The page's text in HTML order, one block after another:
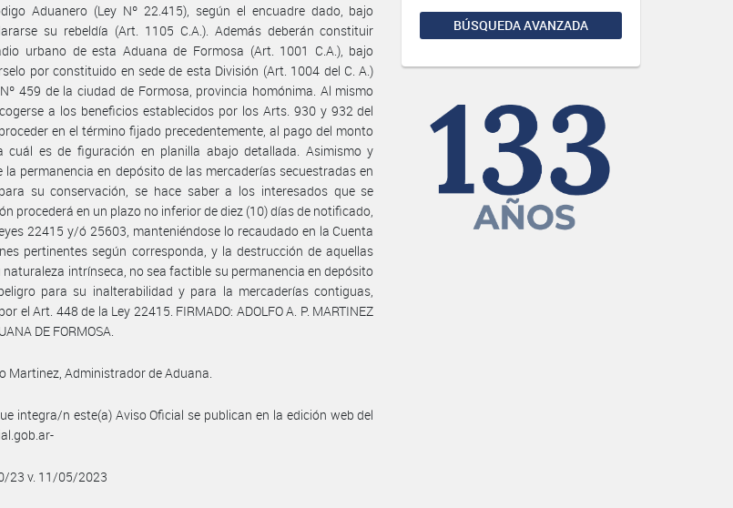
BÚSQUEDA AVANZADA
Aduanero (Ley Nº 22.415), según el encuadre dado, bajo
su rebeldía (Art. 1105 C.A.). Además deberán constituir
urbano de esta Aduana de Formosa (Art. 1001 C.A.), bajo
por constituido en sede de esta División (Art. 1004 del C. A.)
459 de la ciudad de Formosa, provincia homónima. Al mismo
a los beneficios establecidos por los Arts. 930 y 932 del
en el término fijado precedentemente, al pago del monto
cuál es de figuración en planilla abajo detallada. Asimismo y
permanencia en depósito de las mercaderías secuestradas en
su conservación, se hace saber a los interesados que se
procederá en un plazo no inferior de diez (10) días de notificado,
22415 y/ó 25603, manteniéndose lo recaudado en la Cuenta
pertinentes según corresponda, y la destrucción de aquellas
intrínseca, no sea factible su permanencia en depósito
para su inalterabilidad y para la mercaderías contiguas,
el Art. 448 de la Ley 22415. FIRMADO: ADOLFO A. P. MARTINEZ
DE FORMOSA.
Martinez, Administrador de Aduana.
integra/n este(a) Aviso Oficial se publican en la edición web del
23 v. 11/05/2023